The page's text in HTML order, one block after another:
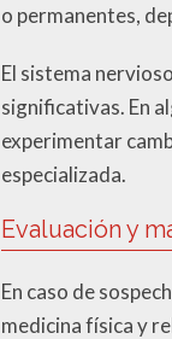
o permanentes,
El sistema
significativas. En
experimentar
especializada.
Evaluación y
En caso de
medicina física y